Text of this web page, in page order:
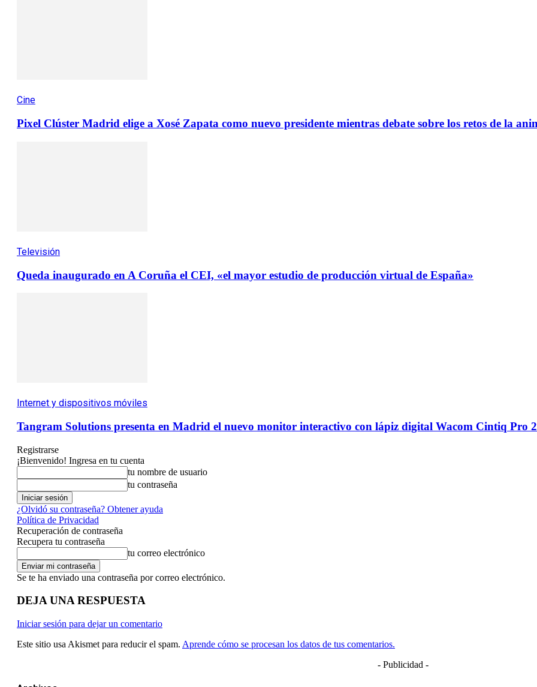
Cine
Pixel Clúster Madrid elige a Xosé Zapata como nuevo presidente mientras debate sobre los retos de la
Televisión
Queda inaugurado en A Coruña el CEI, «el mayor estudio de producción virtual de España»
Internet y dispositivos móviles
Tangram Solutions presenta en Madrid el nuevo monitor interactivo con lápiz digital Wacom Cintiq Pro
Registrarse
¡Bienvenido! Ingresa en tu cuenta
tu nombre de usuario
tu contraseña
¿Olvidó su contraseña? Obtener ayuda
Política de Privacidad
Recuperación de contraseña
Recupera tu contraseña
tu correo electrónico
Se te ha enviado una contraseña por correo electrónico.
DEJA UNA RESPUESTA
Iniciar sesión para dejar un comentario
Este sitio usa Akismet para reducir el spam. Aprende cómo se procesan los datos de tus comentarios.
- Publicidad -